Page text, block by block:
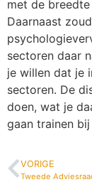
met de
Daarnaast
sectoren daar
je willen dat je
sectoren. De
doen, wat je
gaan trainen
VORIGE